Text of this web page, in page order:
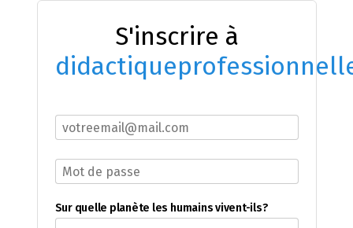
S'inscrire à
Sur quelle planète les humains vivent-ils?